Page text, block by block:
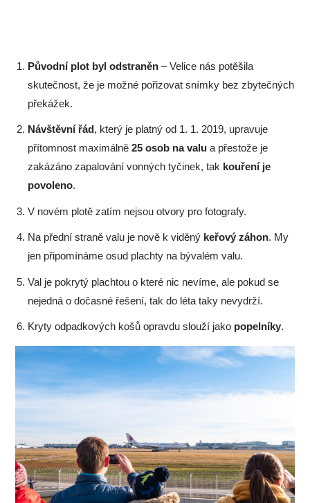
Původní plot byl odstraněn– Velice nás potěšila
skutečnost, že je možné pořizovat snímky bez zbytečných
překážek.
Návštěvní řád, který je platný od 1. 1. 2019, upravuje
přítomnost maximálně 25 osob na valua přestože je
zakázáno zapalování vonných tyčinek, tak kouření je
povoleno.
V novém plotě zatím nejsou otvory pro fotografy.
Na přední straně valu je nově k viděný keřový záhon. My
jen připomínáme osud plachty na bývalém valu.
Val je pokrytý plachtou o které nic nevíme, ale pokud se
nejedná o dočasné řešení, tak do léta taky nevydrží.
Kryty odpadkových košů opravdu slouží jako popelníky.